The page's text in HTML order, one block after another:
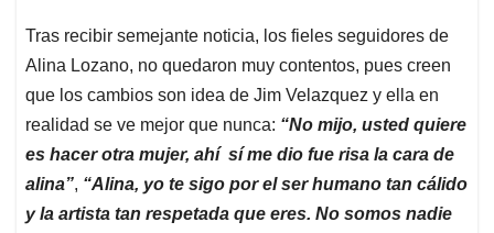
Tras recibir semejante noticia, los fieles seguidores de
Alina Lozano, no quedaron muy contentos, pues creen
que los cambios son idea de Jim Velazquez y ella en
realidad se ve mejor que nunca: “No mijo, usted quiere
es hacer otra mujer, ahí sí me dio fue risa la cara de
alina”, “Alina, yo te sigo por el ser humano tan cálido
y la artista tan respetada que eres. No somos nadie